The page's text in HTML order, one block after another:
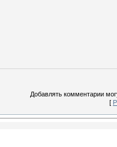
Добавлять комментарии
[